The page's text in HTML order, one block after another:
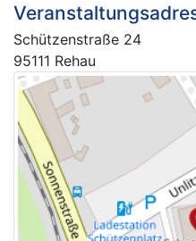
Schützenstraße 24
95111 Rehau